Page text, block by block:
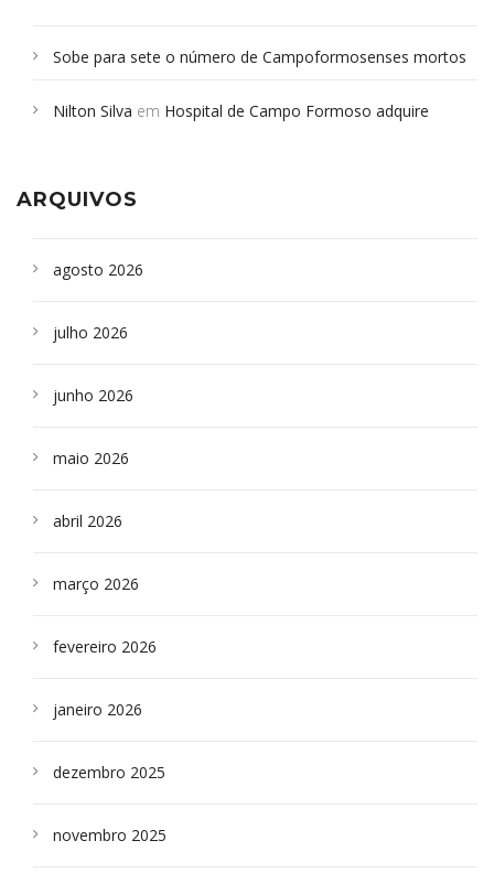
Sobe para sete o número de Campoformosenses mortos
Campoformosenses que morreram em desabamentos são
Nilton Silva em Hospital de Campo Formoso adquire
ARQUIVOS
agosto 2026
julho 2026
junho 2026
maio 2026
abril 2026
março 2026
fevereiro 2026
janeiro 2026
dezembro 2025
novembro 2025